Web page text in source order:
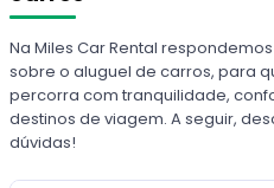
Na Miles Car Rental
sobre o aluguel de carros, para
percorra com tranquilidade,
destinos de viagem. A seguir,
dúvidas!